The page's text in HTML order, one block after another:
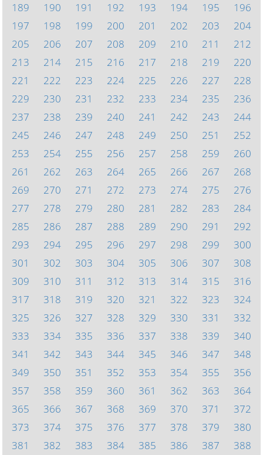
189
190 191 192 193 194 195
196
197
198 199 200 201 202 203
204
205
206 207 208 209 210 211
212
213
214 215 216 217 218 219
220
221
222 223 224 225 226 227
228
229
230 231 232 233 234 235
236
237
238 239 240 241 242 243
244
245
246 247 248 249 250 251
252
253
254 255 256 257 258 259
260
261
262 263 264 265 266 267
268
269
270 271 272 273 274 275
276
277
278 279 280 281 282 283
284
285
286 287 288 289 290 291
292
293
294 295 296 297 298 299
300
301
302 303 304 305 306 307
308
309
310 311 312 313 314 315
316
317
318 319 320 321 322 323
324
325
326 327 328 329 330 331
332
333
334 335 336 337 338 339
340
341
342 343 344 345 346 347
348
349
350 351 352 353 354 355
356
357
358 359 360 361 362 363
364
365
366 367 368 369 370 371
372
373
374 375 376 377 378 379
380
381
382 383 384 385 386 387 388